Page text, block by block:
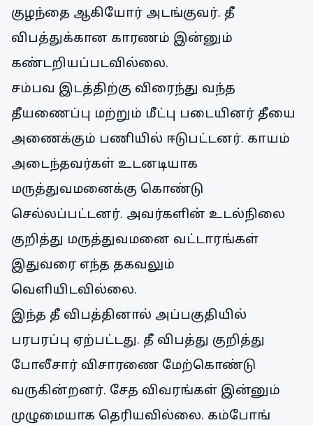
குழந்தை ஆகியோர் அடங்குவர். தீ
விபத்துக்கான காரணம் இன்னும்
கண்டறியப்படவில்லை.
சம்பவ இடத்திற்கு விரைந்து வந்த
தீயணைப்பு மற்றும் மீட்பு படையினர் தீயை
அணைக்கும் பணியில் ஈடுபட்டனர். காயம்
அடைந்தவர்கள் உடனடியாக
மருத்துவமனைக்கு கொண்டு
செல்லப்பட்டனர். அவர்களின் உடல்நிலை
குறித்து மருத்துவமனை வட்டாரங்கள்
இதுவரை எந்த தகவலும்
வெளியிடவில்லை.
இந்த தீ விபத்தினால் அப்பகுதியில்
பரபரப்பு ஏற்பட்டது. தீ விபத்து குறித்து
போலீசார் விசாரணை மேற்கொண்டு
வருகின்றனர். சேத விவரங்கள் இன்னும்
முழுமையாக தெரியவில்லை. கம்போங்